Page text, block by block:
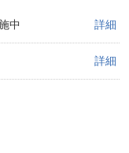
中 詳細
詳細